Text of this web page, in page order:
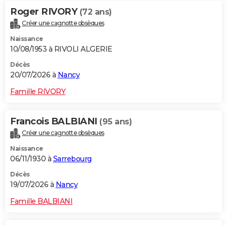
Roger RIVORY (72 ans)
Créer une cagnotte obsèques
Naissance
10/08/1953 à RIVOLI ALGERIE
Décès
20/07/2026 à Nancy
Famille RIVORY
Francois BALBIANI (95 ans)
Créer une cagnotte obsèques
Naissance
06/11/1930 à Sarrebourg
Décès
19/07/2026 à Nancy
Famille BALBIANI